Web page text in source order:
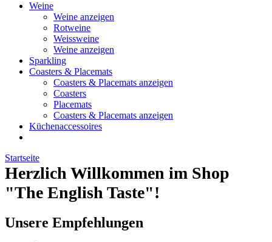
Weine
Weine anzeigen
Rotweine
Weissweine
Weine anzeigen
Sparkling
Coasters & Placemats
Coasters & Placemats anzeigen
Coasters
Placemats
Coasters & Placemats anzeigen
Küchenaccessoires
Startseite
Herzlich Willkommen im Shop
"The English Taste"!
Unsere Empfehlungen